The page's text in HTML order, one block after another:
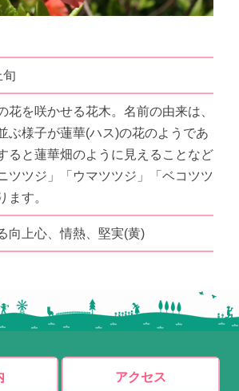
旬
花を咲かせる花木。名前の由来は、
ぶ様子が蓮華(ハス)の花のようであ
ると蓮華畑のように見えることなど
ツツジ」「ウマツツジ」「ベコツツ
ます。
向上心、情熱、堅実(黄)
アクセス